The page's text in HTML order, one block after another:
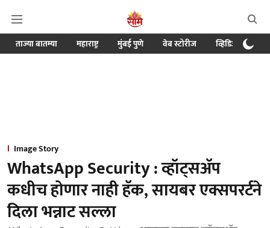
ताज्या बातम्या महाराष्ट्र मुंबई पुणे वेब स्टोरीज व्हिडिओ
Image Story
WhatsApp Security : व्हॉट्सअ‍ॅप
कधीच होणार नाही हॅक, सायबर एक्सपरर्टने
दिला भन्नाट सल्ला